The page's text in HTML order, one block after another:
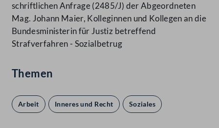
schriftlichen Anfrage (2485/J) der Abgeordneten
Mag. Johann Maier, Kolleginnen und Kollegen an die
Bundesministerin für Justiz betreffend
Strafverfahren - Sozialbetrug
Themen
Arbeit Inneres und Recht Soziales